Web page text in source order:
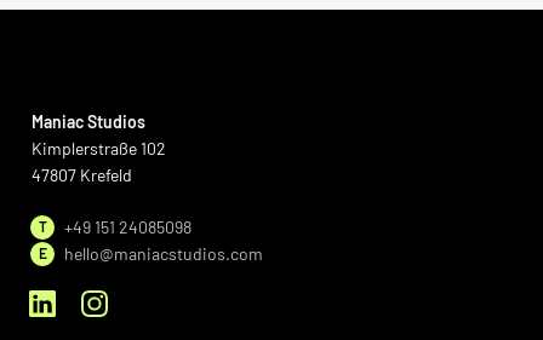
Maniac Studios
Kimplerstraße 102
47807 Krefeld
T +49 151 24085098
E hello@maniacstudios.com